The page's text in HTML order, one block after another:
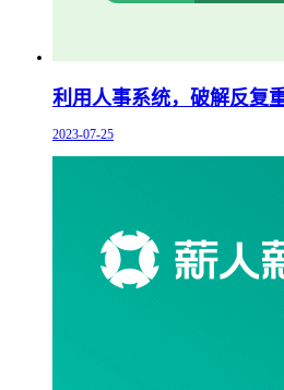
利用人事系统，破解反复
2023-07-25